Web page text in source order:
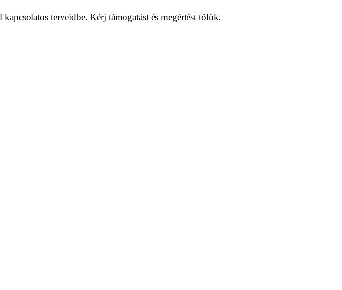
terveidbe. Kérj támogatást és megértést tőlük.